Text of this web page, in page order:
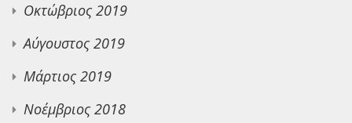
Οκτώβριος 2019
Αύγουστος 2019
Μάρτιος 2019
Νοέμβριος 2018